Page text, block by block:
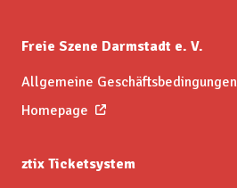
Freie Szene Darmstadt e. V.
Allgemeine Geschäftsbedingungen
Homepage
ztix Ticketsystem